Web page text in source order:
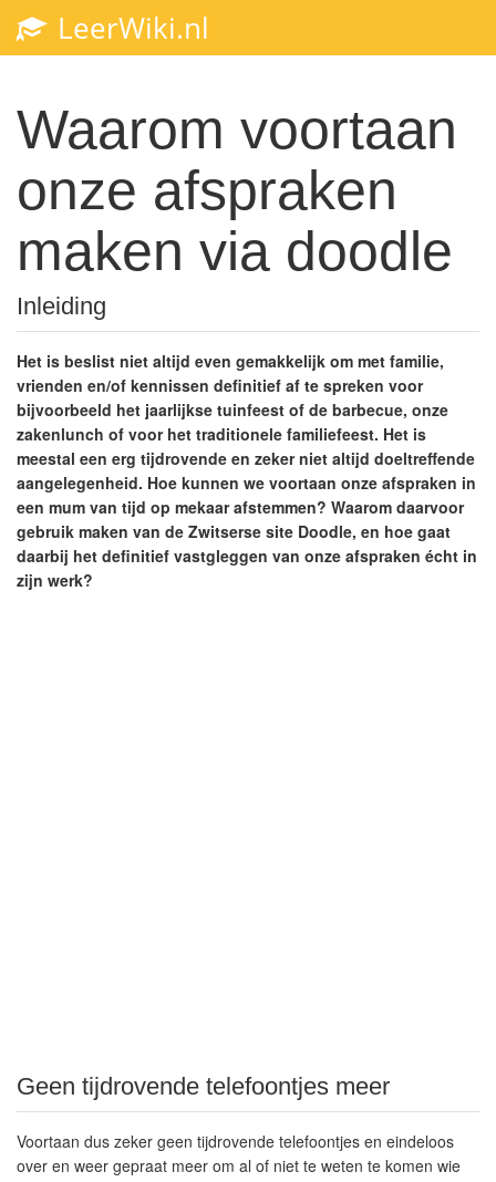
LeerWiki.nl
Waarom voortaan
onze afspraken
maken via doodle
Inleiding
Het is beslist niet altijd even gemakkelijk om met familie,
vrienden en/of kennissen definitief af te spreken voor
bijvoorbeeld het jaarlijkse tuinfeest of de barbecue, onze
zakenlunch of voor het traditionele familiefeest. Het is
meestal een erg tijdrovende en zeker niet altijd doeltreffende
aangelegenheid. Hoe kunnen we voortaan onze afspraken in
een mum van tijd op mekaar afstemmen? Waarom daarvoor
gebruik maken van de Zwitserse site Doodle, en hoe gaat
daarbij het definitief vastgleggen van onze afspraken écht in
zijn werk?
Geen tijdrovende telefoontjes meer
Voortaan dus zeker geen tijdrovende telefoontjes en eindeloos
over en weer gepraat meer om al of niet te weten te komen wie